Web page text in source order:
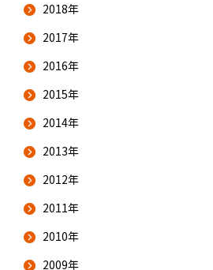
2018年
2017年
2016年
2015年
2014年
2013年
2012年
2011年
2010年
2009年